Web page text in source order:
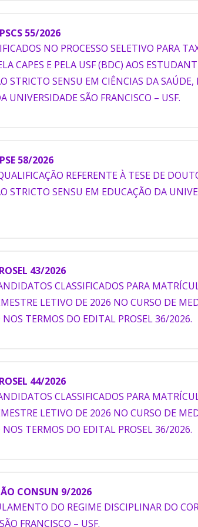
55/2026
NO PROCESSO SELETIVO PARA
CAPES E PELA USF (BDC) AOS
STRICTO SENSU EM CIÊNCIAS DA SAÚDE,
UNIVERSIDADE SÃO FRANCISCO – USF.
58/2026
REFERENTE À TESE DE
STRICTO SENSU EM EDUCAÇÃO DA
43/2026
CLASSIFICADOS PARA
LETIVO DE 2026 NO CURSO DE
NOS TERMOS DO EDITAL PROSEL 36/2026.
44/2026
CLASSIFICADOS PARA
LETIVO DE 2026 NO CURSO DE
NOS TERMOS DO EDITAL PROSEL 36/2026.
CONSUN 9/2026
DO REGIME DISCIPLINAR DO
FRANCISCO – USF.